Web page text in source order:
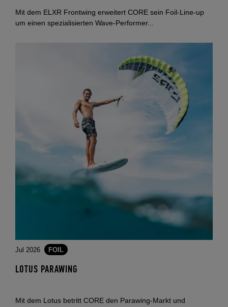
Mit dem ELXR Frontwing erweitert CORE sein Foil-Line-up
um einen spezialisierten Wave-Performer...
Jul 2026 FOIL
LOTUS PARAWING
Mit dem Lotus betritt CORE den Parawing-Markt und